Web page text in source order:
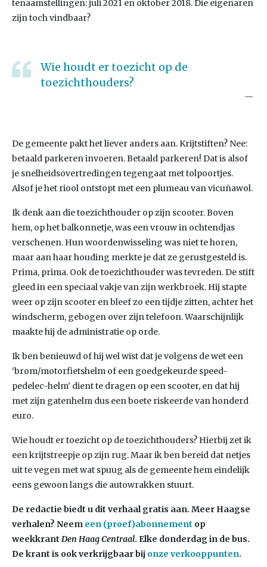
tenaamstellingen: juli 2021 en oktober 2018. Die eigenaren
zijn toch vindbaar?
Wie houdt er toezicht op de
toezichthouders?
De gemeente pakt het liever anders aan. Krijtstiften? Nee:
betaald parkeren invoeren. Betaald parkeren! Dat is alsof
je snelheidsovertredingen tegengaat met tolpoortjes.
Alsof je het riool ontstopt met een plumeau van vicuñawol.
Ik denk aan die toezichthouder op zijn scooter. Boven
hem, op het balkonnetje, was een vrouw in ochtendjas
verschenen. Hun woordenwisseling was niet te horen,
maar aan haar houding merkte je dat ze gerustgesteld is.
Prima, prima. Ook de toezichthouder was tevreden. De stift
gleed in een speciaal vakje van zijn werkbroek. Hij stapte
weer op zijn scooter en bleef zo een tijdje zitten, achter het
windscherm, gebogen over zijn telefoon. Waarschijnlijk
maakte hij de administratie op orde.
Ik ben benieuwd of hij wel wist dat je volgens de wet een
‘brom/motorfietshelm of een goedgekeurde speed-
pedelec-helm’ dient te dragen op een scooter, en dat hij
met zijn gatenhelm dus een boete riskeerde van honderd
euro.
Wie houdt er toezicht op de toezichthouders? Hierbij zet ik
een krijtstreepje op zijn rug. Maar ik ben bereid dat netjes
uit te vegen met wat spuug als de gemeente hem eindelijk
eens gewoon langs die autowrakken stuurt.
De redactie biedt u dit verhaal gratis aan. Meer Haagse
verhalen? Neem een (proef)abonnement op
weekkrant Den Haag Centraal. Elke donderdag in de bus.
De krant is ook verkrijgbaar bij onze verkooppunten.